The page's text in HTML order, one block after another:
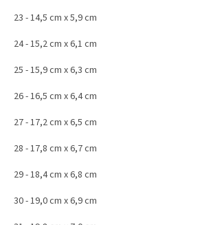
23 - 14,5 cm x 5,9 cm
24 - 15,2 cm x 6,1 cm
25 - 15,9 cm x 6,3 cm
26 - 16,5 cm x 6,4 cm
27 - 17,2 cm x 6,5 cm
28 - 17,8 cm x 6,7 cm
29 - 18,4 cm x 6,8 cm
30 - 19,0 cm x 6,9 cm